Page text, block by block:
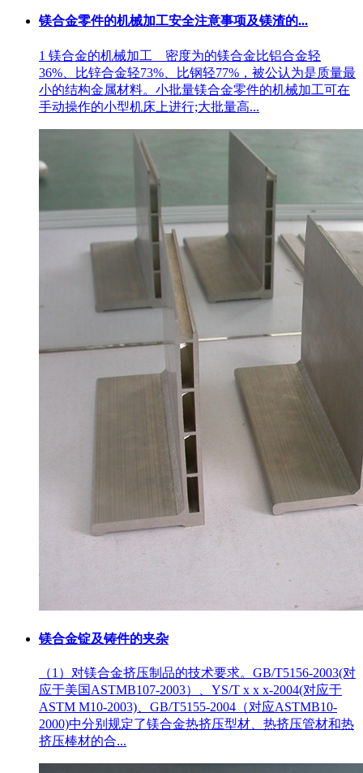
镁合金零件的机械加工安全注意事项及镁渣的...
1 镁合金的机械加工 密度为的镁合金比铝合金轻
36%、比锌合金轻73%、比钢轻77%，被公认为是质量最
小的结构金属材料。小批量镁合金零件的机械加工可在
手动操作的小型机床上进行;大批量高...
镁合金锭及铸件的夹杂
（1）对镁合金挤压制品的技术要求。GB/T5156-2003(对
应于美国ASTMB107-2003）、YS/T x x x-2004(对应于
ASTM M10-2003)、GB/T5155-2004（对应ASTMB10-
2000)中分别规定了镁合金热挤压型材、热挤压管材和热
挤压棒材的合...